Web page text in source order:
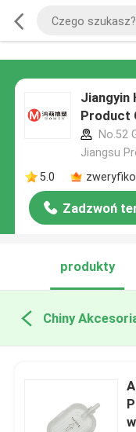
Jiangyin
Product
No.52
Jiangsu
5.0
Zadzwoń
produkty
Chiny